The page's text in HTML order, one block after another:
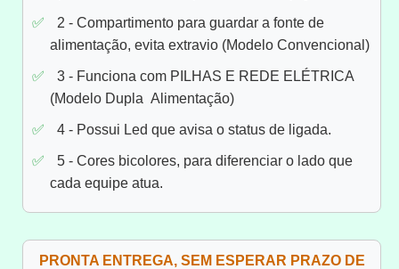
2 - Compartimento para guardar a fonte de
alimentação, evita extravio (Modelo Convencional)
3 - Funciona com PILHAS E REDE ELÉTRICA
(Modelo Dupla Alimentação)
4 - Possui Led que avisa o status de ligada.
5 - Cores bicolores, para diferenciar o lado que
cada equipe atua.
PRONTA ENTREGA, SEM ESPERAR PRAZO DE